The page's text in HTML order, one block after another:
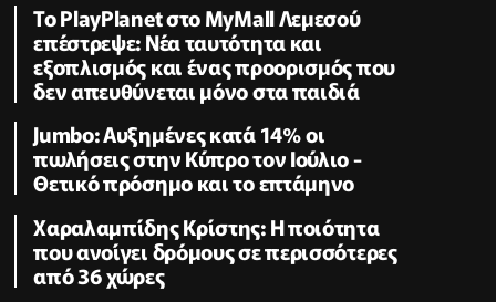
Το PlayPlanet στο MyMall Λεμεσού
επέστρεψε: Νέα ταυτότητα και
εξοπλισμός και ένας προορισμός που
δεν απευθύνεται μόνο στα παιδιά
Jumbo: Αυξημένες κατά 14% οι
πωλήσεις στην Κύπρο τον Ιούλιο -
Θετικό πρόσημο και το επτάμηνο
Χαραλαμπίδης Κρίστης: Η ποιότητα
που ανοίγει δρόμους σε περισσότερες
από 36 χώρες